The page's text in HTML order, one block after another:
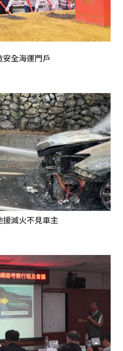
全海運門戶
援滅火不見車主